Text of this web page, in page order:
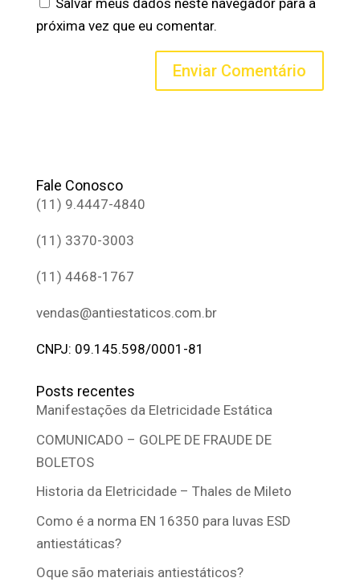
Salvar meus dados neste navegador para a
próxima vez que eu comentar.
Fale Conosco
(11) 9.4447-4840
(11) 3370-3003
(11) 4468-1767
vendas@antiestaticos.com.br
CNPJ: 09.145.598/0001-81
Posts recentes
Manifestações da Eletricidade Estática
COMUNICADO – GOLPE DE FRAUDE DE
BOLETOS
Historia da Eletricidade – Thales de Mileto
Como é a norma EN 16350 para luvas ESD
antiestáticas?
Oque são materiais antiestáticos?